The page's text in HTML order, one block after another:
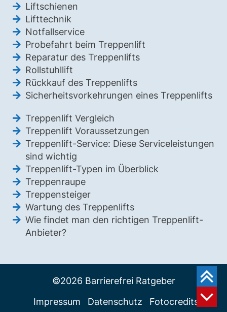
Liftschienen
Lifttechnik
Notfallservice
Probefahrt beim Treppenlift
Reparatur des Treppenlifts
Rollstuhllift
Rückkauf des Treppenlifts
Sicherheitsvorkehrungen eines Treppenlifts
Treppenlift Vergleich
Treppenlift Voraussetzungen
Treppenlift-Service: Diese Serviceleistungen
sind wichtig
Treppenlift-Typen im Überblick
Treppenraupe
Treppensteiger
Wartung des Treppenlifts
Wie findet man den richtigen Treppenlift-
Anbieter?
©2026 Barrierefrei Ratgeber
Impressum
Datenschutz Fotocredits